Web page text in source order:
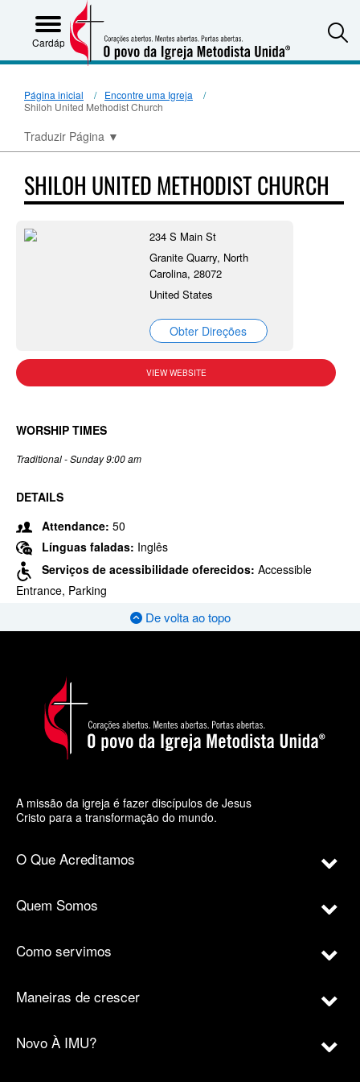
Cardápio
Página inicial
Encontre uma Igreja
Shiloh United Methodist Church
Traduzir Página ▼
SHILOH UNITED METHODIST CHURCH
234 S Main St
Granite Quarry, North
Carolina, 28072
United States
Obter Direções
VIEW WEBSITE
WORSHIP TIMES
Traditional - Sunday 9:00 am
DETAILS
Attendance: 50
Línguas faladas: Inglês
Serviços de acessibilidade oferecidos: Accessible
Entrance, Parking
De volta ao topo
A missão da igreja é fazer discípulos de Jesus
Cristo para a transformação do mundo.
O Que Acreditamos
Quem Somos
Como servimos
Maneiras de crescer
Novo À IMU?